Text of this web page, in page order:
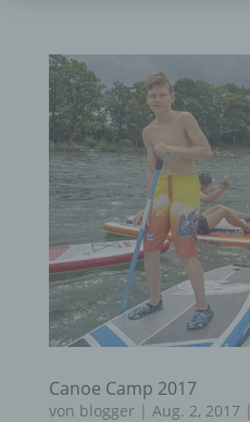
Canoe Camp 2017
von blogger | Aug. 2, 2017 |